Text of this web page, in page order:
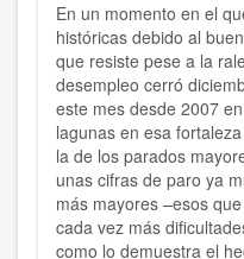
En un momento en el
históricas debido al
que resiste pese a la
desempleo cerró
este mes desde 2007
lagunas en esa
la de los parados
unas cifras de paro ya
más mayores –esos
cada vez más
como lo demuestra el